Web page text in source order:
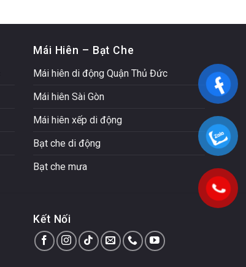
Mái Hiên – Bạt Che
Mái hiên di động Quận Thủ Đức
Mái hiên Sài Gòn
Mái hiên xếp di động
Bạt che di động
Bạt che mưa
Kết Nối